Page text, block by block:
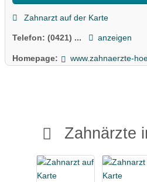
Zahnarzt auf der Karte
Telefon: (0421) ... anzeigen
Homepage: www.zahnaerzte-
Zahnärzte